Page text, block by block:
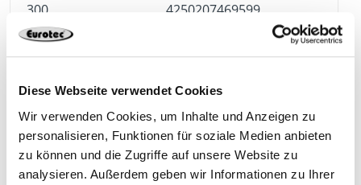
Diese Webseite verwendet Cookies
Wir verwenden Cookies, um Inhalte und Anzeigen zu
personalisieren, Funktionen für soziale Medien anbieten
zu können und die Zugriffe auf unsere Website zu
analysieren. Außerdem geben wir Informationen zu Ihrer
300 4250207469599
Produits appropriés